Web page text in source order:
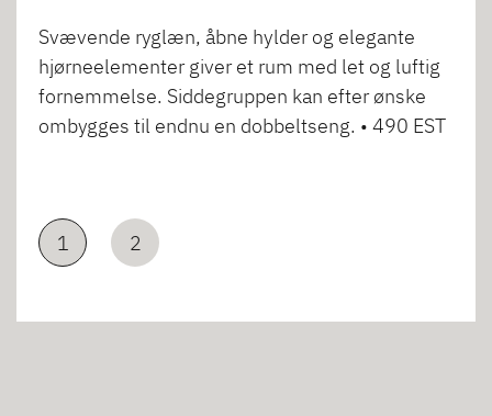
Svævende ryglæn, åbne hylder og elegante
hjørneelementer giver et rum med let og luftig
fornemmelse. Siddegruppen kan efter ønske
ombygges til endnu en dobbeltseng. • 490 EST
1 2